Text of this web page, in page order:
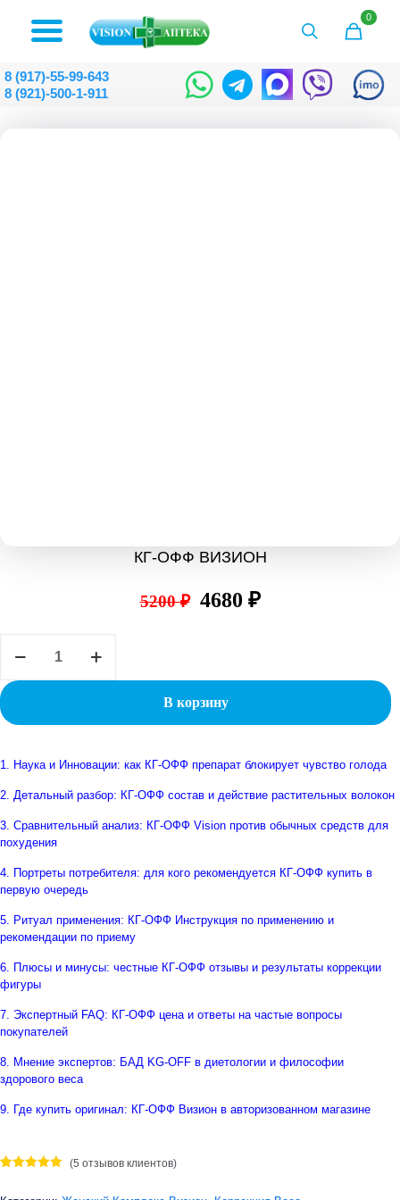
0
8 (917)-55-99-643
8 (921)-500-1-911
КГ-ОФФ ВИЗИОН
5200₽ Первоначальная
5200 ₽.
4680 ₽Текущая
товара
ОФФ
ВИЗИОН
В корзину
1. Наука и Инновации: как КГ-ОФФ препарат блокирует чувство голода
2. Детальный разбор: КГ-ОФФ состав и действие растительных волокон
3. Сравнительный анализ: КГ-ОФФ Vision против обычных средств для
похудения
4. Портреты потребителя: для кого рекомендуется КГ-ОФФ купить в
первую очередь
5. Ритуал применения: КГ-ОФФ Инструкция по применению и
рекомендации по приему
6. Плюсы и минусы: честные КГ-ОФФ отзывы и результаты коррекции
фигуры
7. Экспертный FAQ: КГ-ОФФ цена и ответы на частые вопросы
покупателей
8. Мнение экспертов: БАД KG-OFF в диетологии и философии
здорового веса
9. Где купить оригинал: КГ-ОФФ Визион в авторизованном магазине
(5 отзывов клиентов)